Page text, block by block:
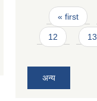
Pages
« first
12 13
अन्य